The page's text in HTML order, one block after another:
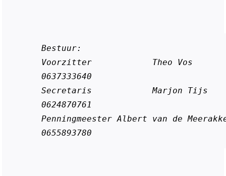
Bestuur:
Voorzitter            Theo Vos
0637333640
Secretaris            Marjon Tijs
0624870761
Penningmeester Albert van de
0655893780